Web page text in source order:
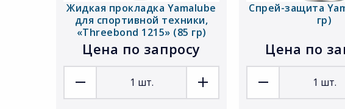
Жидкая прокладка Yamalube
для спортивной техники,
«Threebond 1215» (85 гр)
Цена по запросу
1 шт.
Спрей-защита
гр)
Цена по
1 шт.